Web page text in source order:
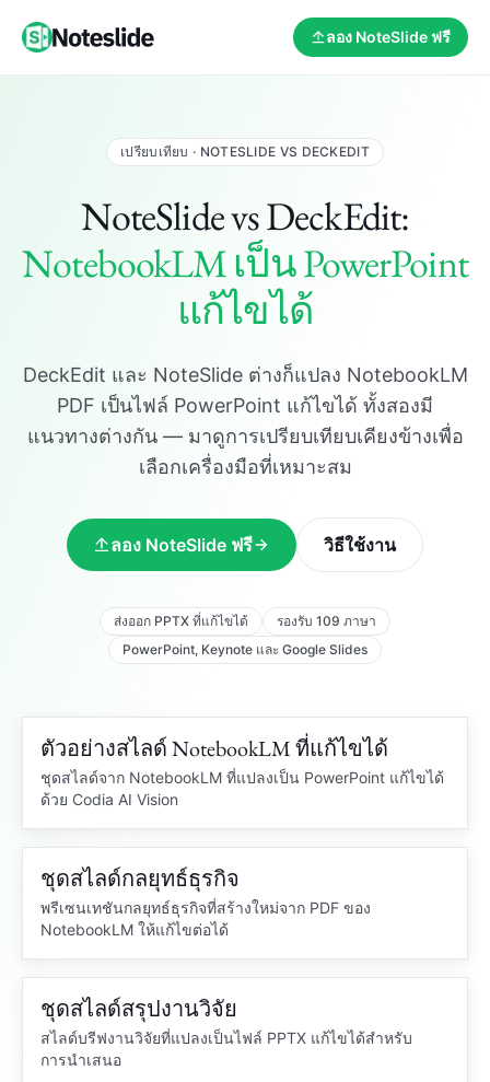
ลอง NoteSlide ฟรี
เปรียบเทียบ · NOTESLIDE VS DECKEDIT
NoteSlide vs DeckEdit:
NotebookLM เป็น PowerPoint
แก้ไขได้
DeckEdit และ NoteSlide ต่างก็แปลง NotebookLM
PDF เป็นไฟล์ PowerPoint แก้ไขได้ ทั้งสองมี
แนวทางต่างกัน — มาดูการเปรียบเทียบเคียงข้างเพื่อ
เลือกเครื่องมือที่เหมาะสม
ลอง NoteSlide ฟรี วิธีใช้งาน
ส่งออก PPTX ที่แก้ไขได้
รองรับ 109 ภาษา
PowerPoint, Keynote และ Google Slides
PDF จาก NOTEBOOKLM
PDF ที่ล็อกไว้
PowerPoint ที่แก้ไขได้
ตัวอย่างสไลด์ NotebookLM ที่แก้ไขได้
ชุดสไลด์จาก NotebookLM ที่แปลงเป็น PowerPoint แก้ไขได้
ด้วย Codia AI Vision
ชุดสไลด์กลยุทธ์
อินไซต์ตลาด
ชุดสไลด์กลยุทธ์ธุรกิจ
พรีเซนเทชันกลยุทธ์ธุรกิจที่สร้างใหม่จาก PDF ของ
NotebookLM ให้แก้ไขต่อได้
บรีฟงานวิจัย
ชุดสไลด์สรุปงานวิจัย
สไลด์บรีฟงานวิจัยที่แปลงเป็นไฟล์ PPTX แก้ไขได้สำหรับ
การนำเสนอ